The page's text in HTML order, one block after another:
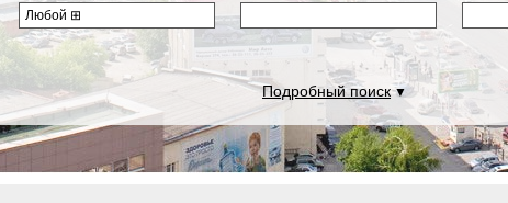
Любой ⊞
Подробный поиск▼